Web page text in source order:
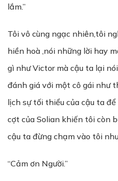
lắm.”
Tôi vô cùng ngạc nhiên,tôi
hiền hoà ,nói những lời hay
gì như Victor mà cậu ta lại
đánh giá với một cô gái như
lịch sự tối thiểu của cậu ta
cợt của Solian khiến tôi còn
cậu ta đừng chạm vào tôi
“Cảm ơn Người.”